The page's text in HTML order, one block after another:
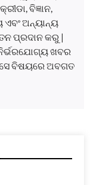
ବିଜ୍ଞାନ,
ଅନ୍ୟାନ୍ୟ
ପ୍ରଦାନ କରୁ |
ଖବର
ବିଷୟରେ ଅବଗତ